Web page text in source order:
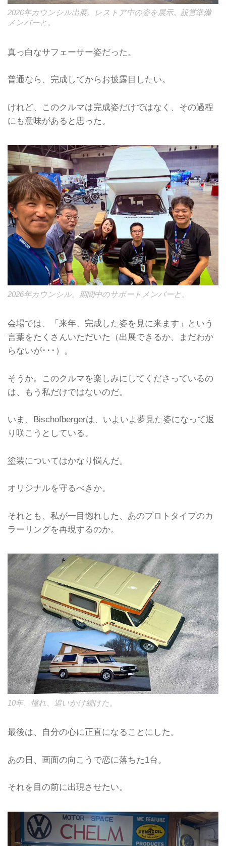
2026年カウンシル出展。レストア中の姿を展示。設営準備
メンバーと。
真っ白なサフェーサー姿だった。
普通なら、完成してからお披露目したい。
けれど、このクルマは完成姿だけではなく、その過程
にも意味があると思った。
2026年カウンシル。期間中のサポートメンバーと。
会場では、「来年、完成した姿を見に来ます」という
言葉をたくさんいただいた（出展できるか、まだわか
らないが･･･）。
そうか。このクルマを楽しみにしてくださっているの
は、もう私だけではないのだ。
いま、Bischofbergerは、いよいよ夢見た姿になって返
り咲こうとしている。
塗装についてはかなり悩んだ。
オリジナルを守るべきか。
それとも、私が一目惚れした、あのプロトタイプのカ
ラーリングを再現するのか。
10年、憧れ、追いかけ続けた。
最後は、自分の心に正直になることにした。
あの日、画面の向こうで恋に落ちた1台。
それを目の前に出現させたい。